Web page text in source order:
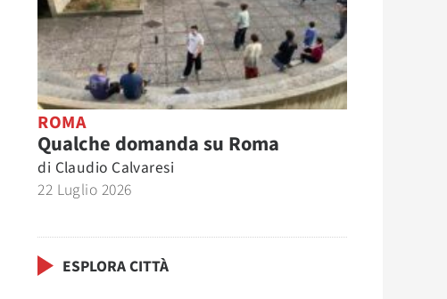
ROMA
Qualche domanda su Roma
di Claudio Calvaresi
22 Luglio 2026
ESPLORA CITTÀ